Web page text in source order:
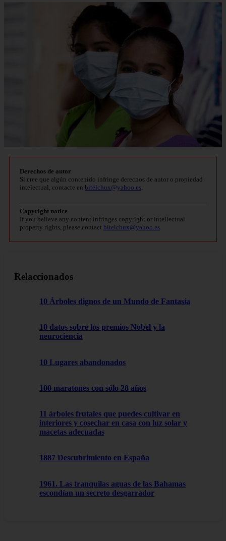
Derechos de autor
Si cree que algún contenido infringe derechos de autor o propiedad
intelectual, contacte en bitelchux@yahoo.es
Copyright notice
If you believe any content infringes copyright or intellectual
property rights, please contact bitelchux@yahoo.es
Relaccionados
10 Árboles dignos de un Mundo de Fantasía
10 datos sobre los premios Nobel y la
neurociencia
10 Lugares abandonados
100 maratones con sólo 28 años
11 árboles frutales que puedes cultivar en
interiores y cosechar en casa con luz solar y
macetas adecuadas
1887 Descubrimiento en España
1961. Las tranquilas aguas de las Bahamas
escondían un secreto desgarrador